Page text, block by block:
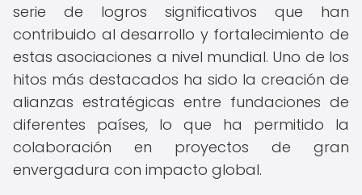
serie de logros significativos que han
contribuido al desarrollo y fortalecimiento de
estas asociaciones a nivel mundial. Uno de los
hitos más destacados ha sido la creación de
alianzas estratégicas entre fundaciones de
diferentes países, lo que ha permitido la
colaboración en proyectos de gran
envergadura con impacto global.